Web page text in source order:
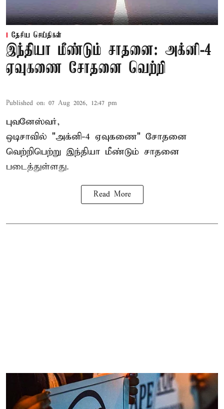
தேசிய செய்திகள்
இந்தியா மீண்டும் சாதனை: அக்னி-4
ஏவுகணை சோதனை வெற்றி
Published on: 07 Aug 2026, 12:47 pm
புவனேஸ்வர்,
ஒடிசாவில் "அக்னி-4 ஏவுகணை" சோதனை
வெற்றிபெற்று இந்தியா மீண்டும் சாதனை
படைத்துள்ளது.
Read More